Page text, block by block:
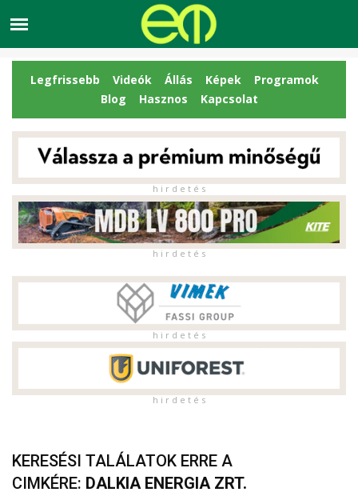
Legfrissebb Videók Állás Képek
Programok
Blog
Hasznos Kapcsolat
h i r d e t é s
h i r d e t é s
h i r d e t é s
h i r d e t é s
KERESÉSI TALÁLATOK ERRE A
CIMKÉRE: DALKIA ENERGIA ZRT.